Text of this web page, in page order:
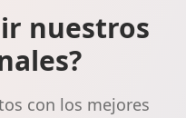
nuestros
con los mejores